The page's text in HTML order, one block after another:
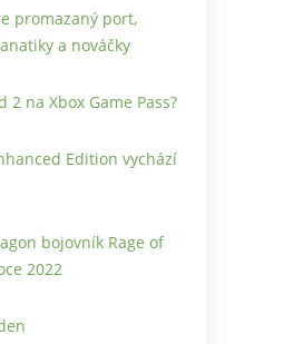
promazaný port,
a nováčky
na Xbox Game Pass?
Edition vychází
bojovník Rage of
2022